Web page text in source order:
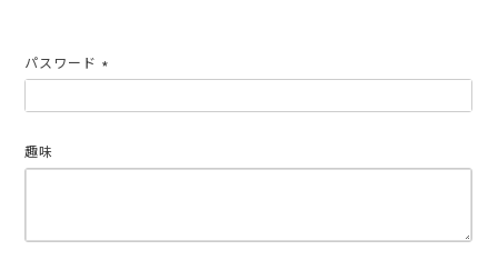
パスワード
須)
趣味